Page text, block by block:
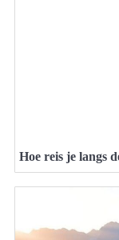
Hoe reis je langs